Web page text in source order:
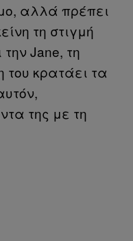
αλλά πρέπει
τη στιγμή
Jane, τη
του κρατάει τα
της με τη